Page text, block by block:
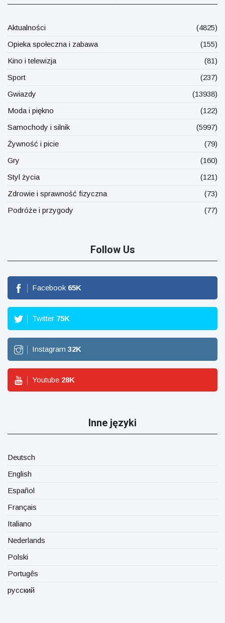
Aktualności
(4825)
Opieka społeczna i zabawa
(155)
Kino i telewizja
(81)
Sport
(237)
Gwiazdy
(13938)
Moda i piękno
(122)
Samochody i silnik
(5997)
Żywność i picie
(79)
Gry
(160)
Styl życia
(121)
Zdrowie i sprawność fizyczna
(73)
Podróże i przygody
(77)
Follow Us
Facebook 65K
Twitter 75K
Instagram 32K
Youtube 28K
Inne języki
Deutsch
English
Español
Français
Italiano
Nederlands
Polski
Portugês
русский